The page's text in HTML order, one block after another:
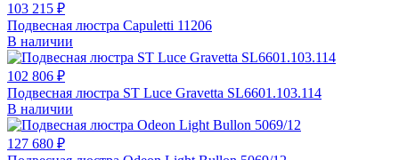
103 215 ₽
Подвесная люстра Capuletti 11206
В наличии
102 806 ₽
Подвесная люстра ST Luce Gravetta SL6601.103.114
В наличии
127 680 ₽